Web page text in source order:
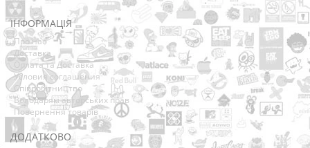
ІНФОРМАЦІЯ
Про нас
Доставка
Оплата та Доставка
Условия соглашения
Співробітництво
Володарям авторських прав
Повернення товарів
ДОДАТКОВО